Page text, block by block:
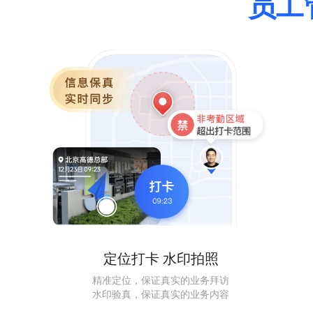
定位打卡 水印拍照
精准定位，保证真实的业务拜访
水印验真，保证真实的业务内容